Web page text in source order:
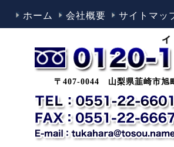
ホーム 会社概要 サイトマッ
〒407-0044 山梨県韮崎市旭